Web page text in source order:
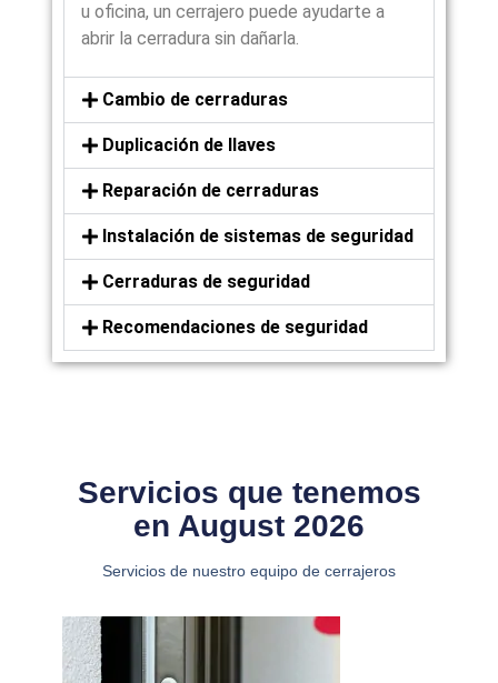
u oficina, un cerrajero puede ayudarte a
abrir la cerradura sin dañarla.
Cambio de cerraduras
Duplicación de llaves
Reparación de cerraduras
Instalación de sistemas de seguridad
Cerraduras de seguridad
Recomendaciones de seguridad
Servicios que tenemos
en August 2026
Servicios de nuestro equipo de cerrajeros